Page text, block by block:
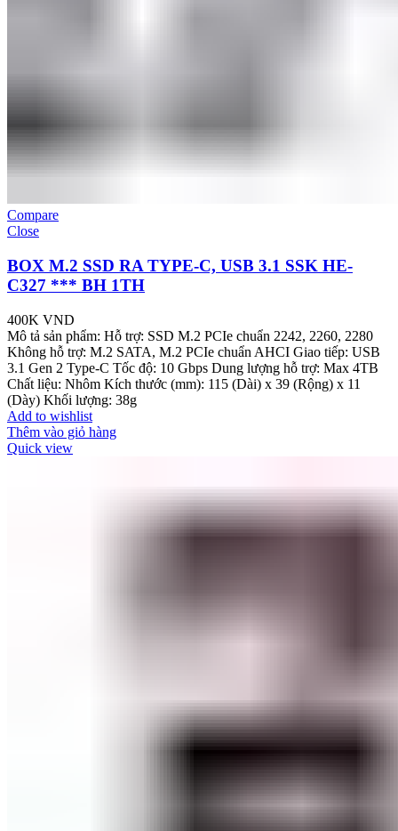
Compare
Close
BOX M.2 SSD RA TYPE-C, USB 3.1 SSK HE-
C327 *** BH 1TH
400K VND
Mô tả sản phẩm: Hỗ trợ: SSD M.2 PCIe chuẩn 2242, 2260, 2280
Không hỗ trợ: M.2 SATA, M.2 PCIe chuẩn AHCI Giao tiếp: USB
3.1 Gen 2 Type-C Tốc độ: 10 Gbps Dung lượng hỗ trợ: Max 4TB
Chất liệu: Nhôm Kích thước (mm): 115 (Dài) x 39 (Rộng) x 11
(Dày) Khối lượng: 38g
Add to wishlist
Thêm vào giỏ hàng
Quick view